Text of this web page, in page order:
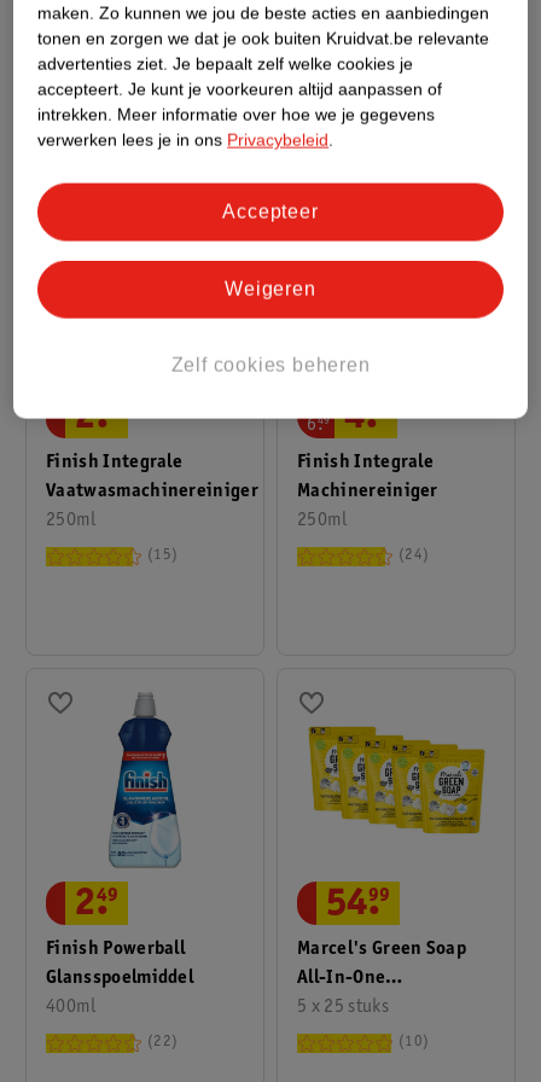
Machinereiniger
Tijdens De Wasbeurt
3 stuks
118
54
Finish Integrale
Vaatwasmachinereiniger
250ml
2.
15
Finish Integrale
Machinereiniger
250ml
6.
49 4.
24
Finish Powerball
Glansspoelmiddel
400ml
2.
49
22
Marcel's Green Soap
All-In-One
Vaatwascapsules
5 x 25 stuks
54.
99
10
maken. Zo kunnen we jou de beste acties en aanbiedingen
tonen en zorgen we dat je ook buiten Kruidvat.be relevante
advertenties ziet. Je bepaalt zelf welke cookies je
accepteert. Je kunt je voorkeuren altijd aanpassen of
intrekken. Meer informatie over hoe we je gegevens
verwerken lees je in ons Privacybeleid.
Zelf cookies beheren
Weigeren
Accepteer